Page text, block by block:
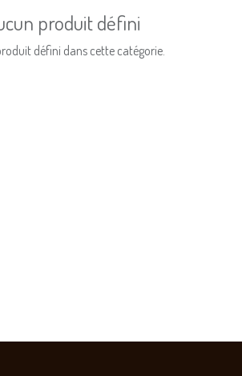
produit défini
défini dans cette catégorie.